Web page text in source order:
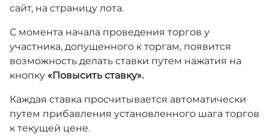
сайт, на страницу лота.
С момента начала проведения торгов у
участника, допущенного к торгам, появится
возможность делать ставки путем нажатия на
кнопку «Повысить ставку».
Каждая ставка просчитывается автоматически
путем прибавления установленного шага торгов
к текущей цене.